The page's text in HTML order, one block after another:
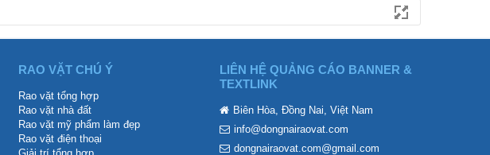
RAO VẶT CHÚ Ý
Rao vặt tổng hợp
Rao vặt nhà đất
Rao vặt mỹ phẩm làm đẹp
Rao vặt điện thoại
LIÊN HỆ QUẢNG CÁO BANNER &
TEXTLINK
Biên Hòa, Đồng Nai, Việt Nam
info@dongnairaovat.com
dongnairaovat.com@gmail.com